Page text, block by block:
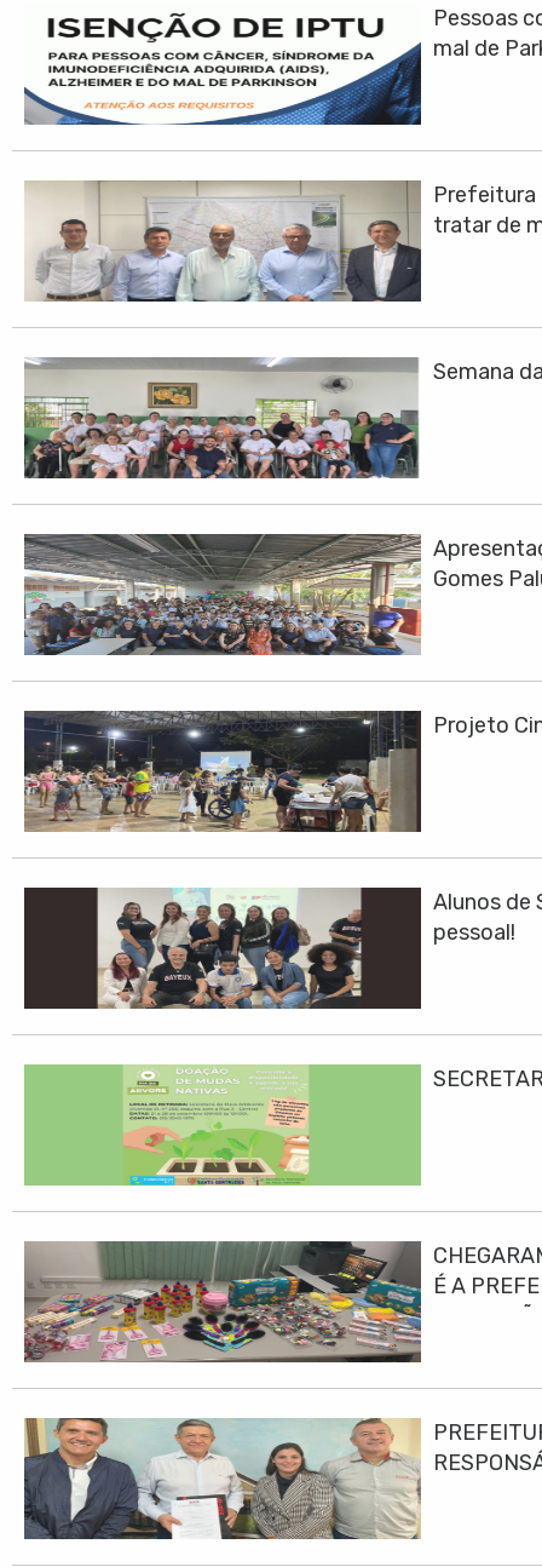
Pessoas
mal de
Prefeitura
tratar de
Semana
Gomes
Projeto
Alunos de
pessoal!
É A